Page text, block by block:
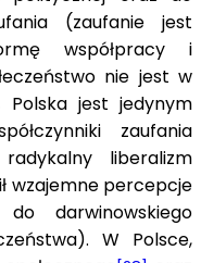
(zaufanie jest
współpracy i
nie jest w
Polska jest jedynym
zaufania
liberalizm
wzajemne percepcje
darwinowskiego
W Polsce,